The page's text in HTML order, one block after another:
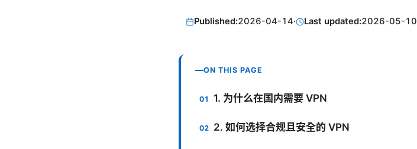
Published:2026-04-14· Last updated:2026-05-10
ON THIS PAGE
1. 为什么在国内需要 VPN
2. 如何选择合规且安全的 VPN